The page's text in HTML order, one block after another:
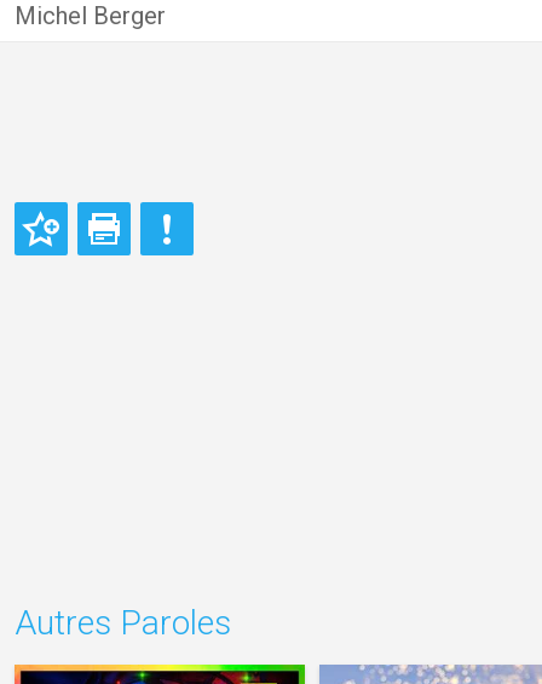
Michel Berger
Autres Paroles